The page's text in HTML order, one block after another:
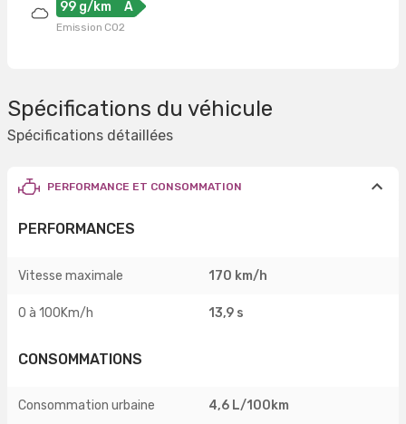
99 g/km A
Emission CO2
Spécifications du véhicule
Spécifications détaillées
PERFORMANCE ET CONSOMMATION
PERFORMANCES
Vitesse maximale 170 km/h
0 à 100Km/h 13,9 s
CONSOMMATIONS
Consommation urbaine 4,6 L/100km